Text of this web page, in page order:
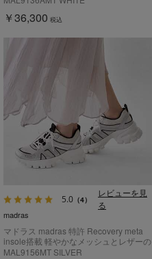
￥36,300 税込
5.0 （4）
レビューを見
る
madras
マドラス madras 特許 Recovery meta
insole搭載 軽やかなメッシュとレザーの
ボリューム厚底スニーカー
MAL9156MT SILVER